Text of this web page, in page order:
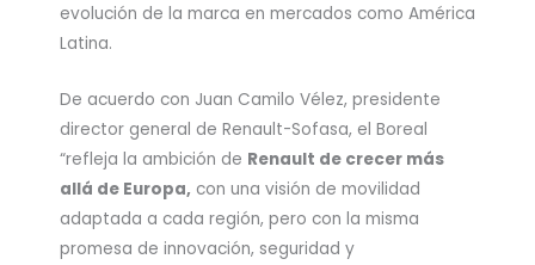
evolución de la marca en mercados como América
Latina.
De acuerdo con Juan Camilo Vélez, presidente
director general de Renault-Sofasa, el Boreal
“refleja la ambición de Renault de crecer más
allá de Europa, con una visión de movilidad
adaptada a cada región, pero con la misma
promesa de innovación, seguridad y